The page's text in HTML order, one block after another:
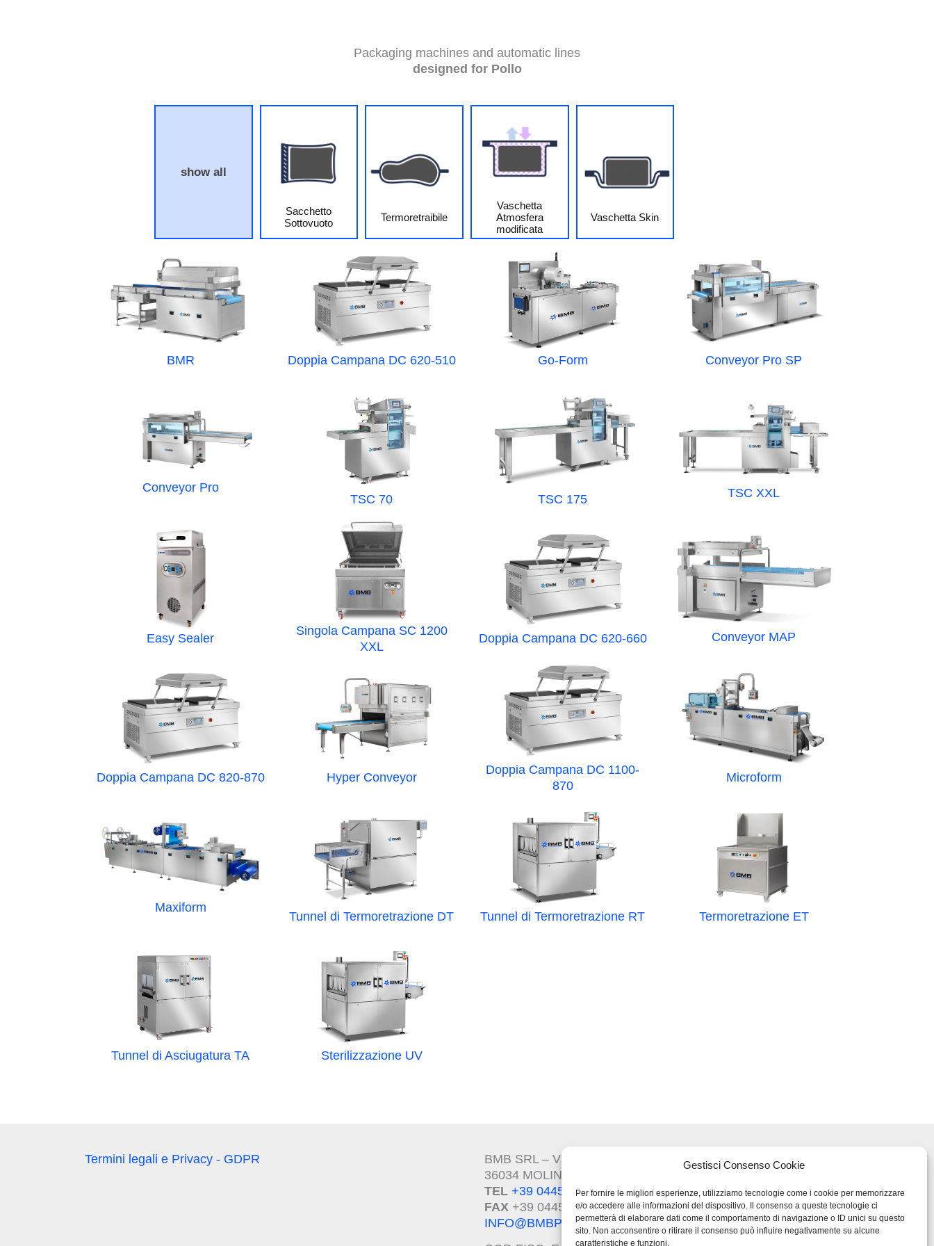
Gestisci Consenso Cookie
Per fornire le migliori esperienze, utilizziamo tecnologie come i cookie per memorizzare
e/o accedere alle informazioni del dispositivo. Il consenso a queste tecnologie ci
permetterà di elaborare dati come il comportamento di navigazione o ID unici su questo
sito. Non acconsentire o ritirare il consenso può influire negativamente su alcune
caratteristiche e funzioni.
Packaging machines and automatic lines
designed for Pollo
show all
Sacchetto
Sottovuoto
Termoretraibile
Vaschetta
Atmosfera
modificata
Vaschetta Skin
BMR Doppia Campana DC 620-510 Go-Form Conveyor Pro SP
Conveyor Pro
TSC 70
TSC 175 TSC XXL
Easy Sealer
Singola Campana SC 1200
XXL
Doppia Campana DC 620-660 Conveyor MAP
Doppia Campana DC 820-870 Hyper Conveyor
Doppia Campana DC 1100-
870
Microform
Maxiform
Tunnel di Termoretrazione DT Tunnel di Termoretrazione RT Termoretrazione ET
Tunnel di Asciugatura TA Sterilizzazione UV
Termini legali e Privacy - GDPR
BMB SRL – VIA DEL LAVORO 48
36034 MOLINA DI MALO (VI)
TEL +39 0445.510207
FAX +39 0445.639274
INFO@BMBPACK.COM